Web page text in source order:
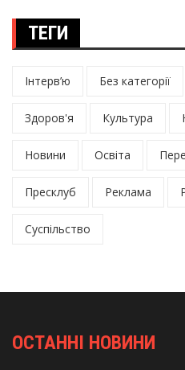
ТЕГИ
Інтерв’ю Без категорії
Здоров'я Культура
Новини Освіта
Пресклуб Реклама
Суспільство
ОСТАННІ НОВИНИ